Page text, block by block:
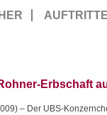
AUFTRITTE
Erbschaft
– Der UBS-